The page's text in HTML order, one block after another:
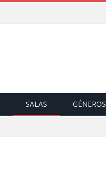
SALAS GÉNEROS